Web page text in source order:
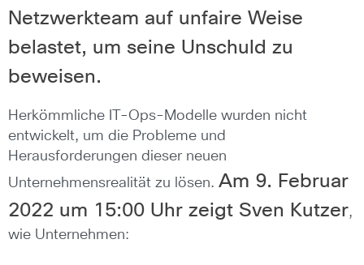
Netzwerkteam auf unfaire Weise
belastet, um seine Unschuld zu
beweisen.
Herkömmliche IT-Ops-Modelle wurden nicht
entwickelt, um die Probleme und
Herausforderungen dieser neuen
Unternehmensrealität zu lösen. Am 9. Februar
2022 um 15:00 Uhr zeigt Sven Kutzer,
wie Unternehmen: